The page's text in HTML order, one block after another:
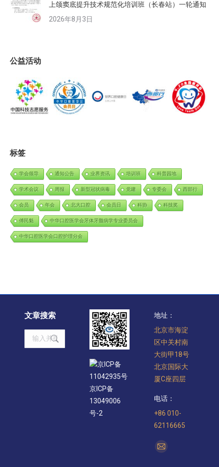
上颌窦底提升技术规范化培训班（长春站）一轮通知
2026年8月3日
公益活动
标签
学会领导 通知公告 业界资讯 培训班 科普园地
学术会议 周报 新型冠状病毒 党建 专委会 西部行
会员 年会 北大口腔 会员日 科协 科技奖
傅民魁 中华口腔医学会牙体牙髓病学专业委员会
中华口腔医学会口腔护理分会
文章搜索
Search:
京ICP备
11042935号
京ICP备
13049006
号-2
地址：
北京市海淀
区中关村南
大街甲18号
北京国际大
厦C座四层
电话：
+86 010-
62116665
找到我们：
Mail